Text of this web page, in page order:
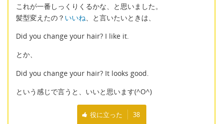
これが一番しっくりくるかな、と思いました。
髪型変えたの？ いいね 、と言いたいときは、
Did you change your hair? I like it.
とか、
Did you change your hair? It looks good.
という感じで言うと、いいと思います(^O^)
役に立った 38